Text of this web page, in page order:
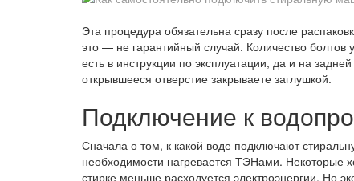
Эта процедура обязательна сразу после
это — не гарантийный случай. Количество болтов
есть в инструкции по эксплуатации, да и на
открывшееся отверстие закрываете заглушкой.
Подключение к
Сначала о том, к какой воде подключают
необходимости нагревается ТЭНами. Некоторые
стирке меньше расходуется электроэнергии. Но